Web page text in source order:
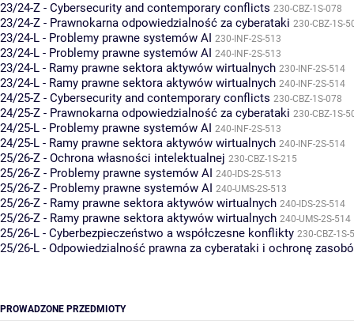
23/24-Z - Cybersecurity and contemporary conflicts 230-CBZ-1S-078
23/24-Z - Prawnokarna odpowiedzialność za cyberataki 230-CBZ-1S-
23/24-L - Problemy prawne systemów AI 230-INF-2S-513
23/24-L - Problemy prawne systemów AI 240-INF-2S-513
23/24-L - Ramy prawne sektora aktywów wirtualnych 230-INF-2S-514
23/24-L - Ramy prawne sektora aktywów wirtualnych 240-INF-2S-514
24/25-Z - Cybersecurity and contemporary conflicts 230-CBZ-1S-078
24/25-Z - Prawnokarna odpowiedzialność za cyberataki 230-CBZ-1S-
24/25-L - Problemy prawne systemów AI 240-INF-2S-513
24/25-L - Ramy prawne sektora aktywów wirtualnych 240-INF-2S-514
25/26-Z - Ochrona własności intelektualnej 230-CBZ-1S-215
25/26-Z - Problemy prawne systemów AI 240-IDS-2S-513
25/26-Z - Problemy prawne systemów AI 240-UMS-2S-513
25/26-Z - Ramy prawne sektora aktywów wirtualnych 240-IDS-2S-514
25/26-Z - Ramy prawne sektora aktywów wirtualnych 240-UMS-2S-514
25/26-L - Cyberbezpieczeństwo a współczesne konflikty 230-CBZ-1S-
25/26-L - Odpowiedzialność prawna za cyberataki i ochronę
PROWADZONE PRZEDMIOTY